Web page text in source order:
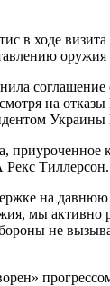
визита в
на отказы
Тиллерсон.
на
мы
не